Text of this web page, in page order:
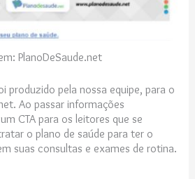
PlanoDeSaude.net
produzido pela nossa equipe, para o
Ao passar informações
CTA para os leitores que se
o plano de saúde para ter o
suas consultas e exames de rotina.